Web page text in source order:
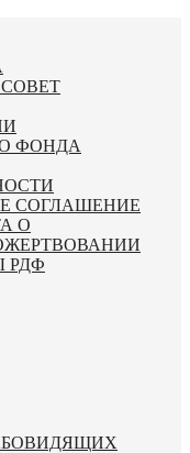
ФОНДА
СОГЛАШЕНИЕ
О
РДФ